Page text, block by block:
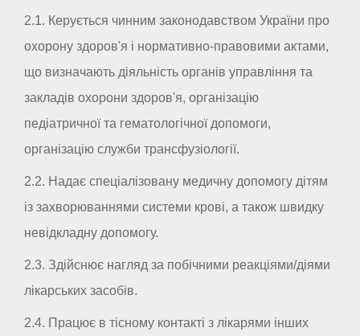
2.1. Керується чинним законодавством України про
охорону здоров'я і нормативно-правовими актами,
що визначають діяльність органів управління та
закладів охорони здоров'я, організацію
педіатричної та гематологічної допомоги,
організацію служби трансфузіології.
2.2. Надає спеціалізовану медичну допомогу дітям
із захворюваннями системи крові, а також швидку
невідкладну допомогу.
2.3. Здійснює нагляд за побічними реакціями/діями
лікарських засобів.
2.4. Працює в тісному контакті з лікарями інших